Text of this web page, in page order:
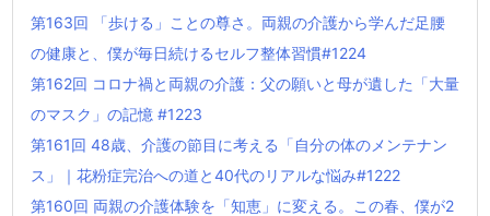
第163回 「歩ける」ことの尊さ。両親の介護から学んだ足腰
の健康と、僕が毎日続けるセルフ整体習慣#1224
第162回 コロナ禍と両親の介護：父の願いと母が遺した「大量
のマスク」の記憶 #1223
第161回 48歳、介護の節目に考える「自分の体のメンテナン
ス」｜花粉症完治への道と40代のリアルな悩み#1222
第160回 両親の介護体験を「知恵」に変える。この春、僕が2